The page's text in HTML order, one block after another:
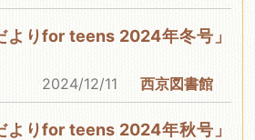
よりfor teens 2024年冬号」
2024/12/11 西京図書館
よりfor teens 2024年秋号」